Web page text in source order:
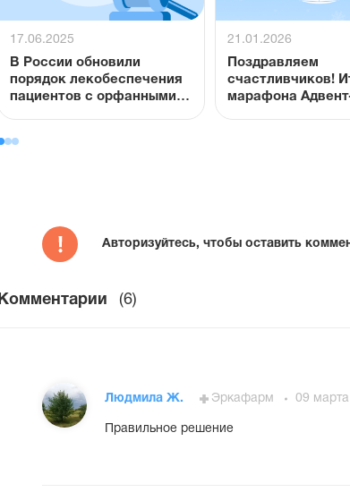
17.06.2025
В России обновили
порядок лекобеспечения
пациентов с орфанными
21.01.2026
Поздравляем
счастливчиков!
марафона
Авторизуйтесь, чтобы оставить
Комментарии (6)
Людмила Ж. Эркафарм 09
Правильное решение